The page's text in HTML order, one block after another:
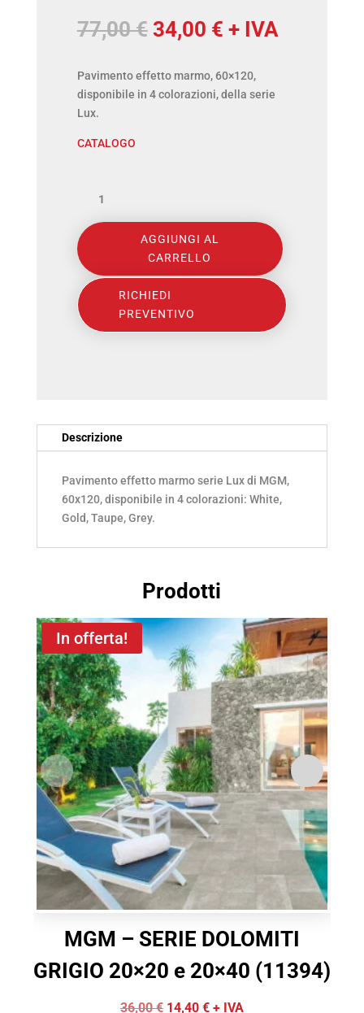
77,00€ Il
originale
era:
34,00 €Il
attuale
è:
+ IVA
Pavimento effetto marmo, 60×120,
disponibile in 4 colorazioni, della serie
Lux.
CATALOGO
SERIE
LUX
60x120
LEVIGATO
(10331)
quantità
AGGIUNGI AL
CARRELLO
RICHIEDI
PREVENTIVO
Descrizione
Pavimento effetto marmo serie Lux di MGM,
60x120, disponibile in 4 colorazioni: White,
Gold, Taupe, Grey.
Prodotti
In offerta!
MGM – SERIE DOLOMITI
GRIGIO 20×20 e 20×40 (11394)
36,00€ Il
14,40 €Il+ IVA